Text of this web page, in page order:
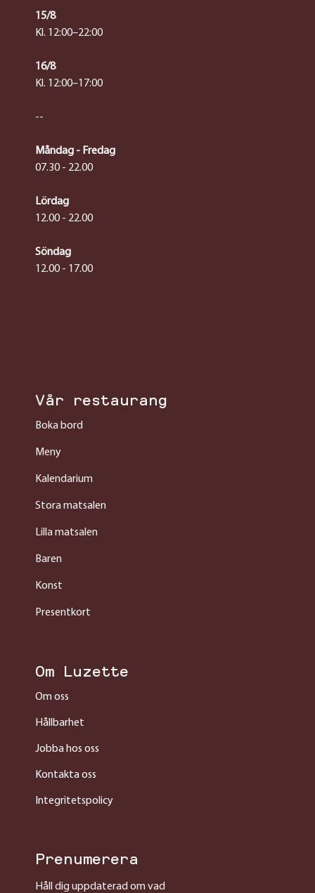
15/8
Kl. 12:00–22:00
16/8
Kl. 12:00–17:00
--
Måndag - Fredag
07.30 - 22.00
Lördag
12.00 - 22.00
Söndag
12.00 - 17.00
Vår restaurang
Boka bord
Meny
Kalendarium
Stora matsalen
Lilla matsalen
Baren
Konst
Presentkort
Om Luzette
Om oss
Hållbarhet
Jobba hos oss
Kontakta oss
Integritetspolicy
Prenumerera
Håll dig uppdaterad om vad